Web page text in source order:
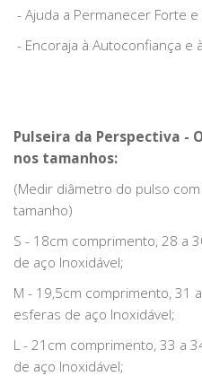
- Ajuda a Permanecer Forte e
- Encoraja à Autoconfiança e
Pulseira da Perspectiva -
nos tamanhos:
(Medir diâmetro do pulso
tamanho)
S - 18cm comprimento, 28 a
de aço Inoxidável;
M - 19,5cm comprimento, 31
esferas de aço Inoxidável;
L - 21cm comprimento, 33 a
de aço Inoxidável;